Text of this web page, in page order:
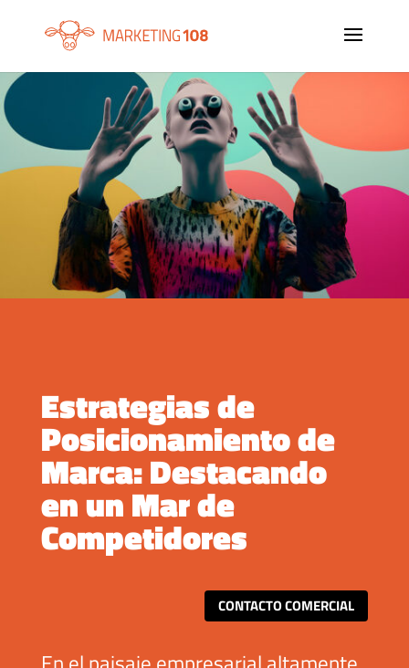
Estrategias de
Posicionamiento de
Marca: Destacando
en un Mar de
Competidores
CONTACTO COMERCIAL